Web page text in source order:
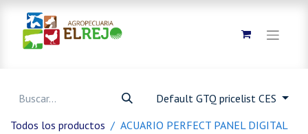
Default GTQ pricelist CES
Todos los productos
ACUARIO PERFECT PANEL DIGITAL